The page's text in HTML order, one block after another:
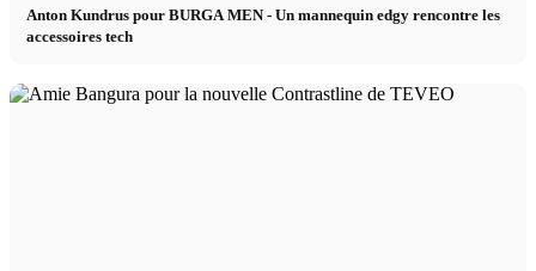
Anton Kundrus pour BURGA MEN - Un mannequin edgy rencontre les
accessoires tech